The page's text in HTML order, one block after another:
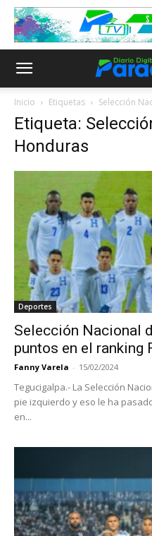
Inicio Etiquetas Selección
Etiqueta:
Honduras
Deportes
Selección Nacional
puntos en el ranking
Fanny Varela - 15/02/2024
Tegucigalpa.- La Selección
pie izquierdo y eso le ha
en...